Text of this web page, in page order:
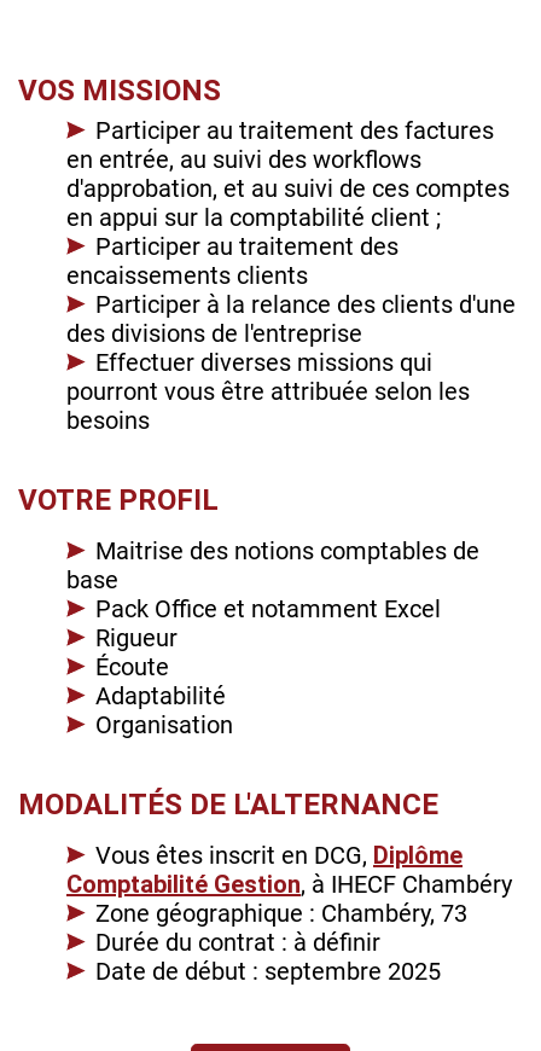
VOS MISSIONS
Participer au traitement des factures
en entrée, au suivi des workflows
d'approbation, et au suivi de ces comptes
en appui sur la comptabilité client ;
Participer au traitement des
encaissements clients
Participer à la relance des clients d'une
des divisions de l'entreprise
Effectuer diverses missions qui
pourront vous être attribuée selon les
besoins
VOTRE PROFIL
Maitrise des notions comptables de
base
Pack Office et notamment Excel
Rigueur
Écoute
Adaptabilité
Organisation
MODALITÉS DE L'ALTERNANCE
Vous êtes inscrit en DCG, Diplôme
Comptabilité Gestion, à IHECF Chambéry
Zone géographique : Chambéry, 73
Durée du contrat : à définir
Date de début : septembre 2025